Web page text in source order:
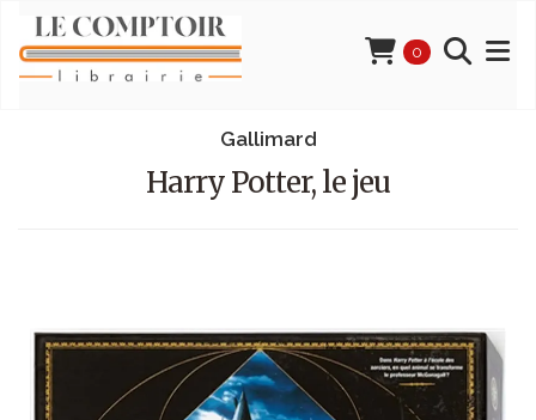
0
Gallimard
Harry Potter, le jeu